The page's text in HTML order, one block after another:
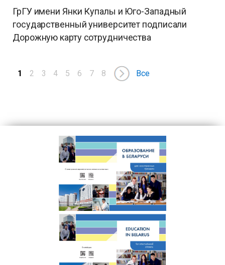
ГрГУ имени Янки Купалы и Юго-Западный
государственный университет подписали
Дорожную карту сотрудничества
1 2 3 4 5 6 7 8 Все